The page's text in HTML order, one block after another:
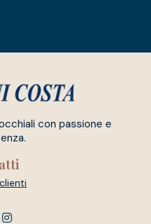
con passione e